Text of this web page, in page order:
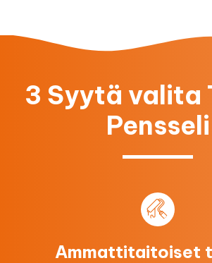
3 Syytä valita
Pensseli
Ammattitaitoiset